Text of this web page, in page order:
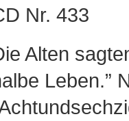
Nr. 433
Alten
Leben.”